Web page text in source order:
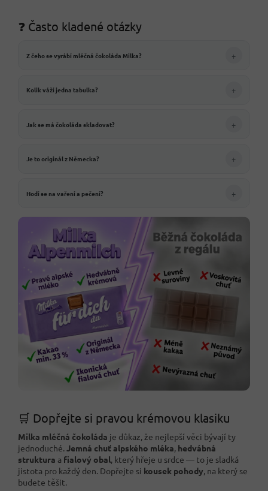
❓ Často kladené otázky
Z čeho se vyrábí mléčná čokoláda Milka? +
Kolik váží jedna tabulka? +
Jak se má čokoláda skladovat? +
Je to originál z Německa? +
Hodí se na vaření a pečení? +
🛒 Dopřejte si pravou krémovou klasiku
Milka mléčná čokoláda je důkaz, že nejlepší věci bývají ty
jednoduché.Jemná chuť alpského mléka, hedvábná
struktura a fialový obal, který hřeje u srdce — to je sladká
jistota pro každý den. Dopřejte si kousek pohody, na který se
budete těšit.